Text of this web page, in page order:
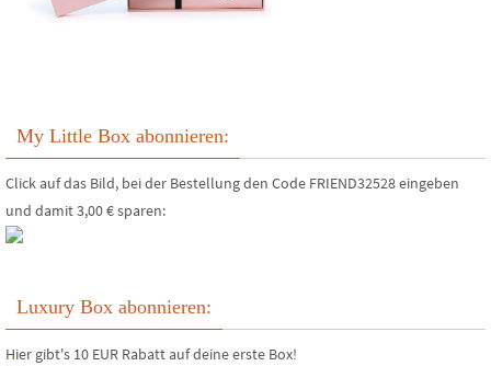
My Little Box abonnieren:
Click auf das Bild, bei der Bestellung den Code FRIEND32528 eingeben
und damit 3,00 € sparen:
Luxury Box abonnieren:
Hier gibt's 10 EUR Rabatt auf deine erste Box!